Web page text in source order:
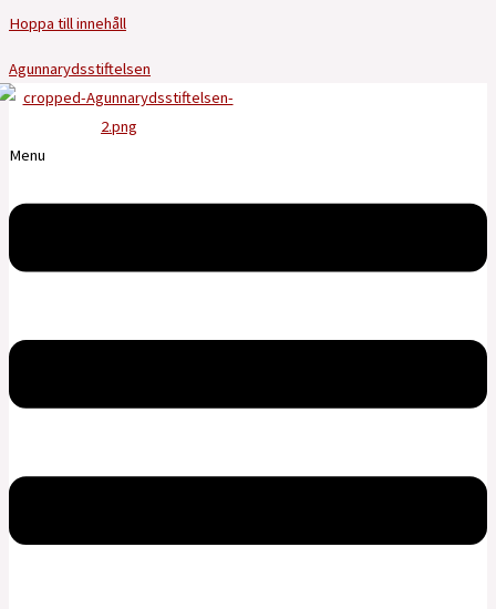
Hoppa till innehåll
Agunnarydsstiftelsen
Menu